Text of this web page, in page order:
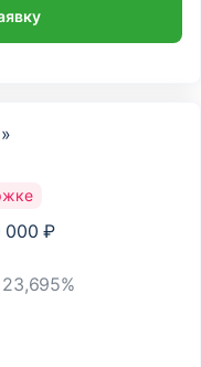
000 ₽
23,695%